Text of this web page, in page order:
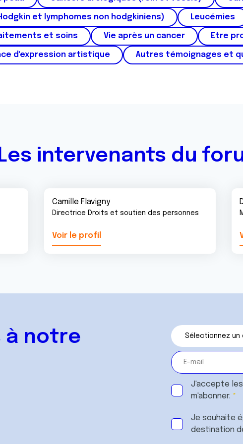
et lymphomes non hodgkiniens) Leucémies
et soins Vie après un cancer Etre
d'expression artistique Autres témoignages et
Les intervenants du
Camille Flavigny
Directrice Droits et soutien des personnes
Voir le profil
à notre
J'accepte les
m'abonner.
Je souhaite
destination